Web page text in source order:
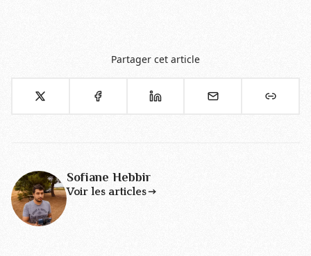
Partager cet article
Sofiane Hebbir
Voir les articles